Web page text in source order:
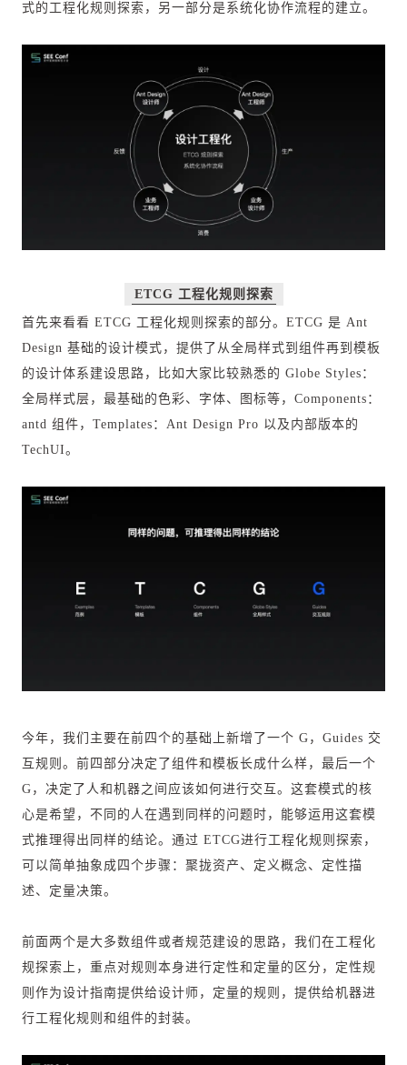
式的工程化规则探索，另一部分是系统化协作流程的建立。
ETCG 工程化规则探索
首先来看看 ETCG 工程化规则探索的部分。ETCG 是 Ant
Design 基础的设计模式，提供了从全局样式到组件再到模板
的设计体系建设思路，比如大家比较熟悉的 Globe Styles：
全局样式层，最基础的色彩、字体、图标等，Components：
antd 组件，Templates：Ant Design Pro 以及内部版本的
TechUI。
今年，我们主要在前四个的基础上新增了一个 G，Guides 交
互规则。前四部分决定了组件和模板长成什么样，最后一个
G，决定了人和机器之间应该如何进行交互。这套模式的核
心是希望，不同的人在遇到同样的问题时，能够运用这套模
式推理得出同样的结论。通过 ETCG进行工程化规则探索，
可以简单抽象成四个步骤：聚拢资产、定义概念、定性描
述、定量决策。
前面两个是大多数组件或者规范建设的思路，我们在工程化
规探索上，重点对规则本身进行定性和定量的区分，定性规
则作为设计指南提供给设计师，定量的规则，提供给机器进
行工程化规则和组件的封装。